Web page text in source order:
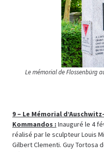
Le mémorial de Flossenbürg
9 – Le Mémorial
Kommandos : Inauguré le 4
réalisé par le sculpteur Louis
Gilbert Clementi. Guy Tortosa